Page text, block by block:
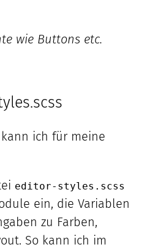
wie Buttons etc.
ich für meine
editor-styles.scss
ein, die Variablen
zu Farben,
So kann ich im